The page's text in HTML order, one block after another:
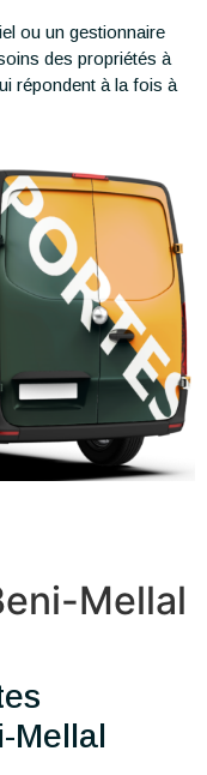
ou un gestionnaire
des propriétés à
répondent à la fois à
Mellal
Mellal